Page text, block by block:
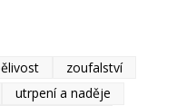
zoufalství
utrpení a naděje